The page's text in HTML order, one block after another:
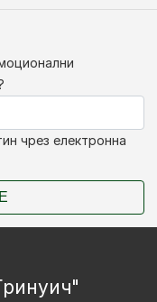
чрез електронна